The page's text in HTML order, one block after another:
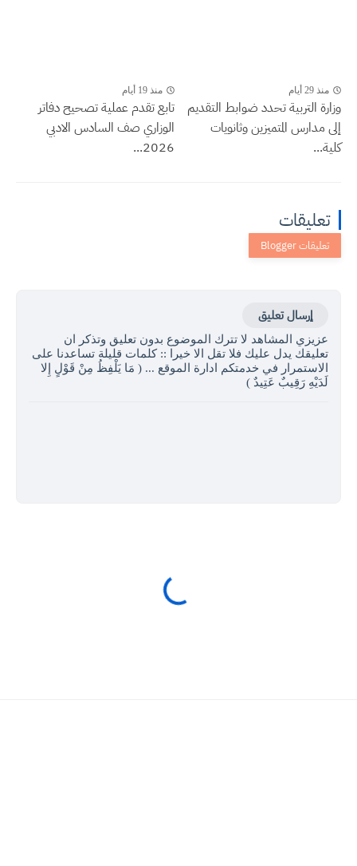
منذ 29 أيام
وزارة التربية تحدد ضوابط التقديم
إلى مدارس المتميزين وثانويات
كلية...
منذ 19 أيام
تابع تقدم عملية تصحيح دفاتر
الوزاري صف السادس الادبي
2026...
تعليقات
إرسال تعليق
عزيزي المشاهد لا تترك الموضوع بدون تعليق وتذكر ان
تعليقك يدل عليك فلا تقل الا خيرا :: كلمات قليلة تساعدنا على
الاستمرار في خدمتكم ادارة الموقع ... ( مَا يَلْفِظُ مِنْ قَوْلٍ إِلا
لَدَيْهِ رَقِيبٌ عَتِيدٌ )